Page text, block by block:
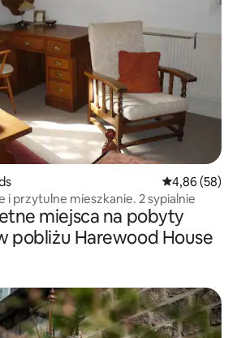
Średnia
4,86 (58)
przytulne mieszkanie. 2 sypialnie
miejsca na pobyty
pobliżu Harewood House
z kategorii Wybór gości